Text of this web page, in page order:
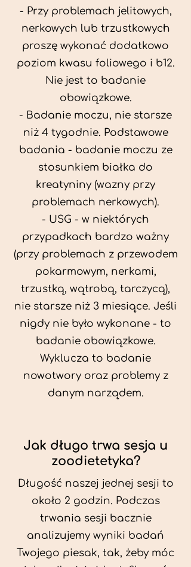
- Przy problemach jelitowych,
nerkowych lub trzustkowych
proszę wykonać dodatkowo
poziom kwasu foliowego i b12.
Nie jest to badanie
obowiązkowe.
- Badanie moczu, nie starsze
niż 4 tygodnie. Podstawowe
badania - badanie moczu ze
stosunkiem białka do
kreatyniny (wazny przy
problemach nerkowych).
- USG - w niektórych
przypadkach bardzo ważny
(przy problemach z przewodem
pokarmowym, nerkami,
trzustką, wątrobą, tarczycą),
nie starsze niż 3 miesiące. Jeśli
nigdy nie było wykonane - to
badanie obowiązkowe.
Wyklucza to badanie
nowotwory oraz problemy z
danym narządem.
Jak długo trwa sesja u
zoodietetyka?
Długość naszej jednej sesji to
około 2 godzin. Podczas
trwania sesji bacznie
analizujemy wyniki badań
Twojego piesak, tak, żeby móc